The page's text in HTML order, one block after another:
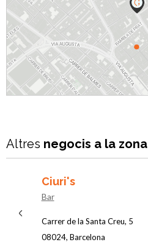
Altres negocis a la zona
Ciuri's
Bar
Carrer de la Santa Creu, 5
08024, Barcelona
Previous